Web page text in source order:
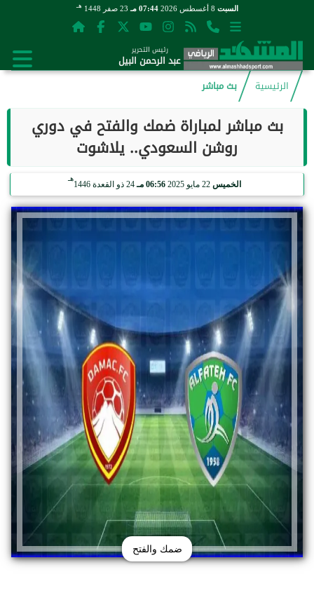
السبت 07:44 مـ 23 صفر 1448 هـ
رئيس التحرير
عبد الرحمن البيل
الرئيسية
بث مباشر
بث مباشر لمباراة ضمك والفتح في دوري
روشن السعودي.. يلاشوت
الخميس 22 مايو 2025 06:56 مـ 24 ذو القعدة 1446
هـ
ضمك والفتح